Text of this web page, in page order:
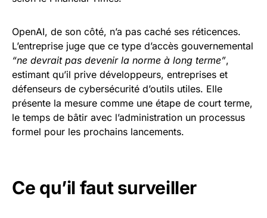
OpenAI, de son côté, n’a pas caché ses réticences.
L’entreprise juge que ce type d’accès gouvernemental
“ne devrait pas devenir la norme à long terme”,
estimant qu’il prive développeurs, entreprises et
défenseurs de cybersécurité d’outils utiles. Elle
présente la mesure comme une étape de court terme,
le temps de bâtir avec l’administration un processus
formel pour les prochains lancements.
Ce qu’il faut surveiller